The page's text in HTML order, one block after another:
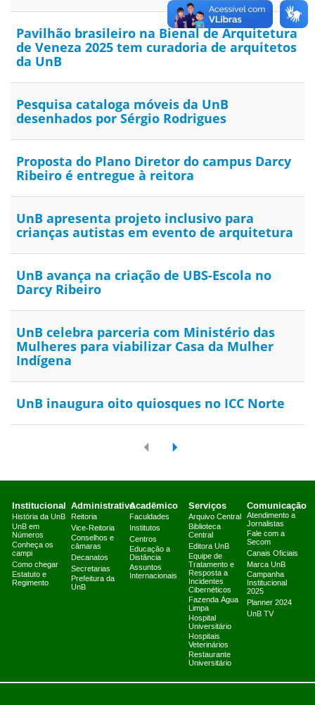
Pavilhão brasileiro na Bienal de Arquitetura
de Veneza 2025 tem curadoria de arquitetos
da UnB
Pesquisa cataloga móveis da UnB
desenhados por Sérgio Rodrigues
Proposta do Plano Diretor do campus Darcy
Ribeiro é entregue à reitora
UnB apresenta projeto inclusivo para
crianças autistas em evento de arquitetura
UnB avança na criação de UBS-Escola no
Darcy Ribeiro
UnB celebra parceria com Ministério das
Mulheres para viabilizar Casa da Mulher
Indígena
UnB inaugura oito quiosques no ICC Norte
Institucional
História da UnB
UnB em
Números
Conheça os
campi
Como chegar
Estatuto e
Regimento
Administrativo
Reitoria
Vice-Reitoria
Conselhos e
câmaras
Decanatos
Secretarias
Prefeitura da
UnB
Acadêmico
Faculdades
Institutos
Centros
Educação a
Distância
Assuntos
Internacionais
Serviços
Arquivo Central
Biblioteca
Central
Editora UnB
Equipe de
Tratamento e
Resposta a
Incidentes
Cibernéticos
Fazenda Água
Limpa
Hospital
Universitário
Hospitais
Veterinários
Restaurante
Universitário
Comunicação
Atendimento a
Jornalistas
Fale com a
Secom
Canais Oficiais
Marca UnB
Campanha
Institucional
2025
Planner 2024
UnB TV